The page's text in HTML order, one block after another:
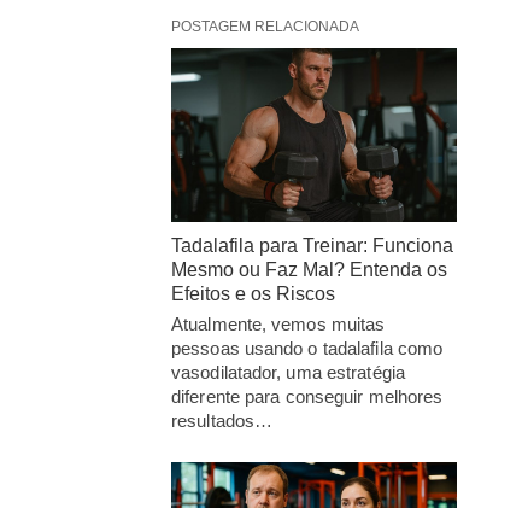
POSTAGEM RELACIONADA
Tadalafila para Treinar: Funciona
Mesmo ou Faz Mal? Entenda os
Efeitos e os Riscos
Atualmente, vemos muitas
pessoas usando o tadalafila como
vasodilatador, uma estratégia
diferente para conseguir melhores
resultados…